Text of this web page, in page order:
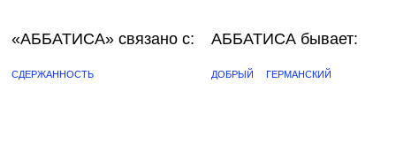
«АББАТИСА» связано с:
СДЕРЖАННОСТЬ
АББАТИСА бывает:
ДОБРЫЙ ГЕРМАНСКИЙ